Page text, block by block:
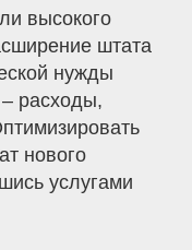
высокого
штата
нужды
– расходы,
нового
услугами